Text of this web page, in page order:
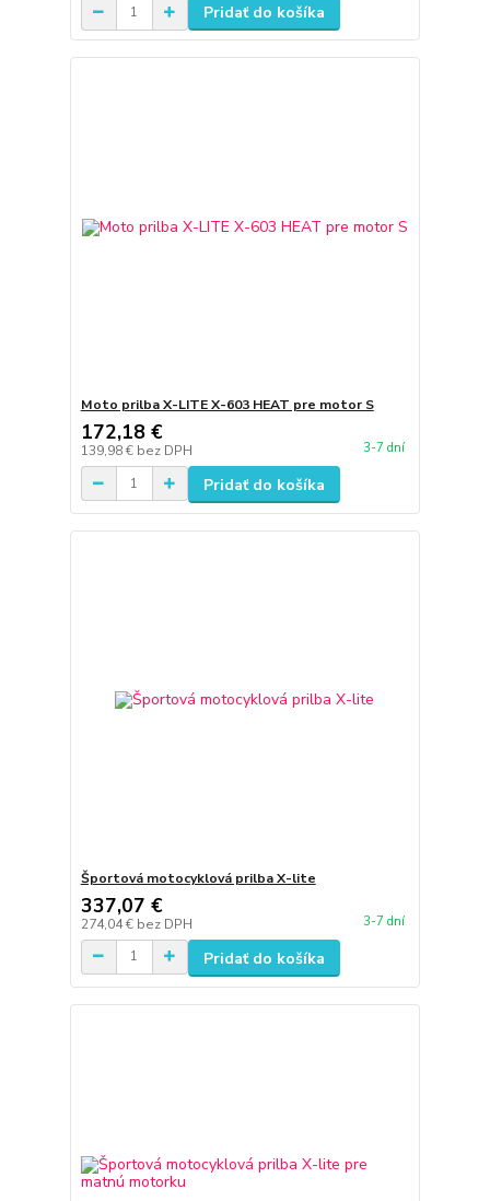
Pridať do košíka
Moto prilba X-LITE X-603 HEAT pre motor S
172,18 €
139,98 € bez DPH 3-7 dní
Pridať do košíka
Športová motocyklová prilba X-lite
337,07 €
274,04 € bez DPH 3-7 dní
Pridať do košíka